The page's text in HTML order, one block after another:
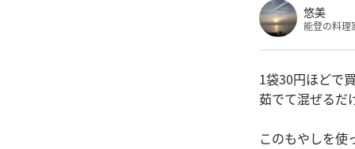
悠美
能登の料理
1袋30円ほどで
茹でて混ぜるだ
このもやしを使